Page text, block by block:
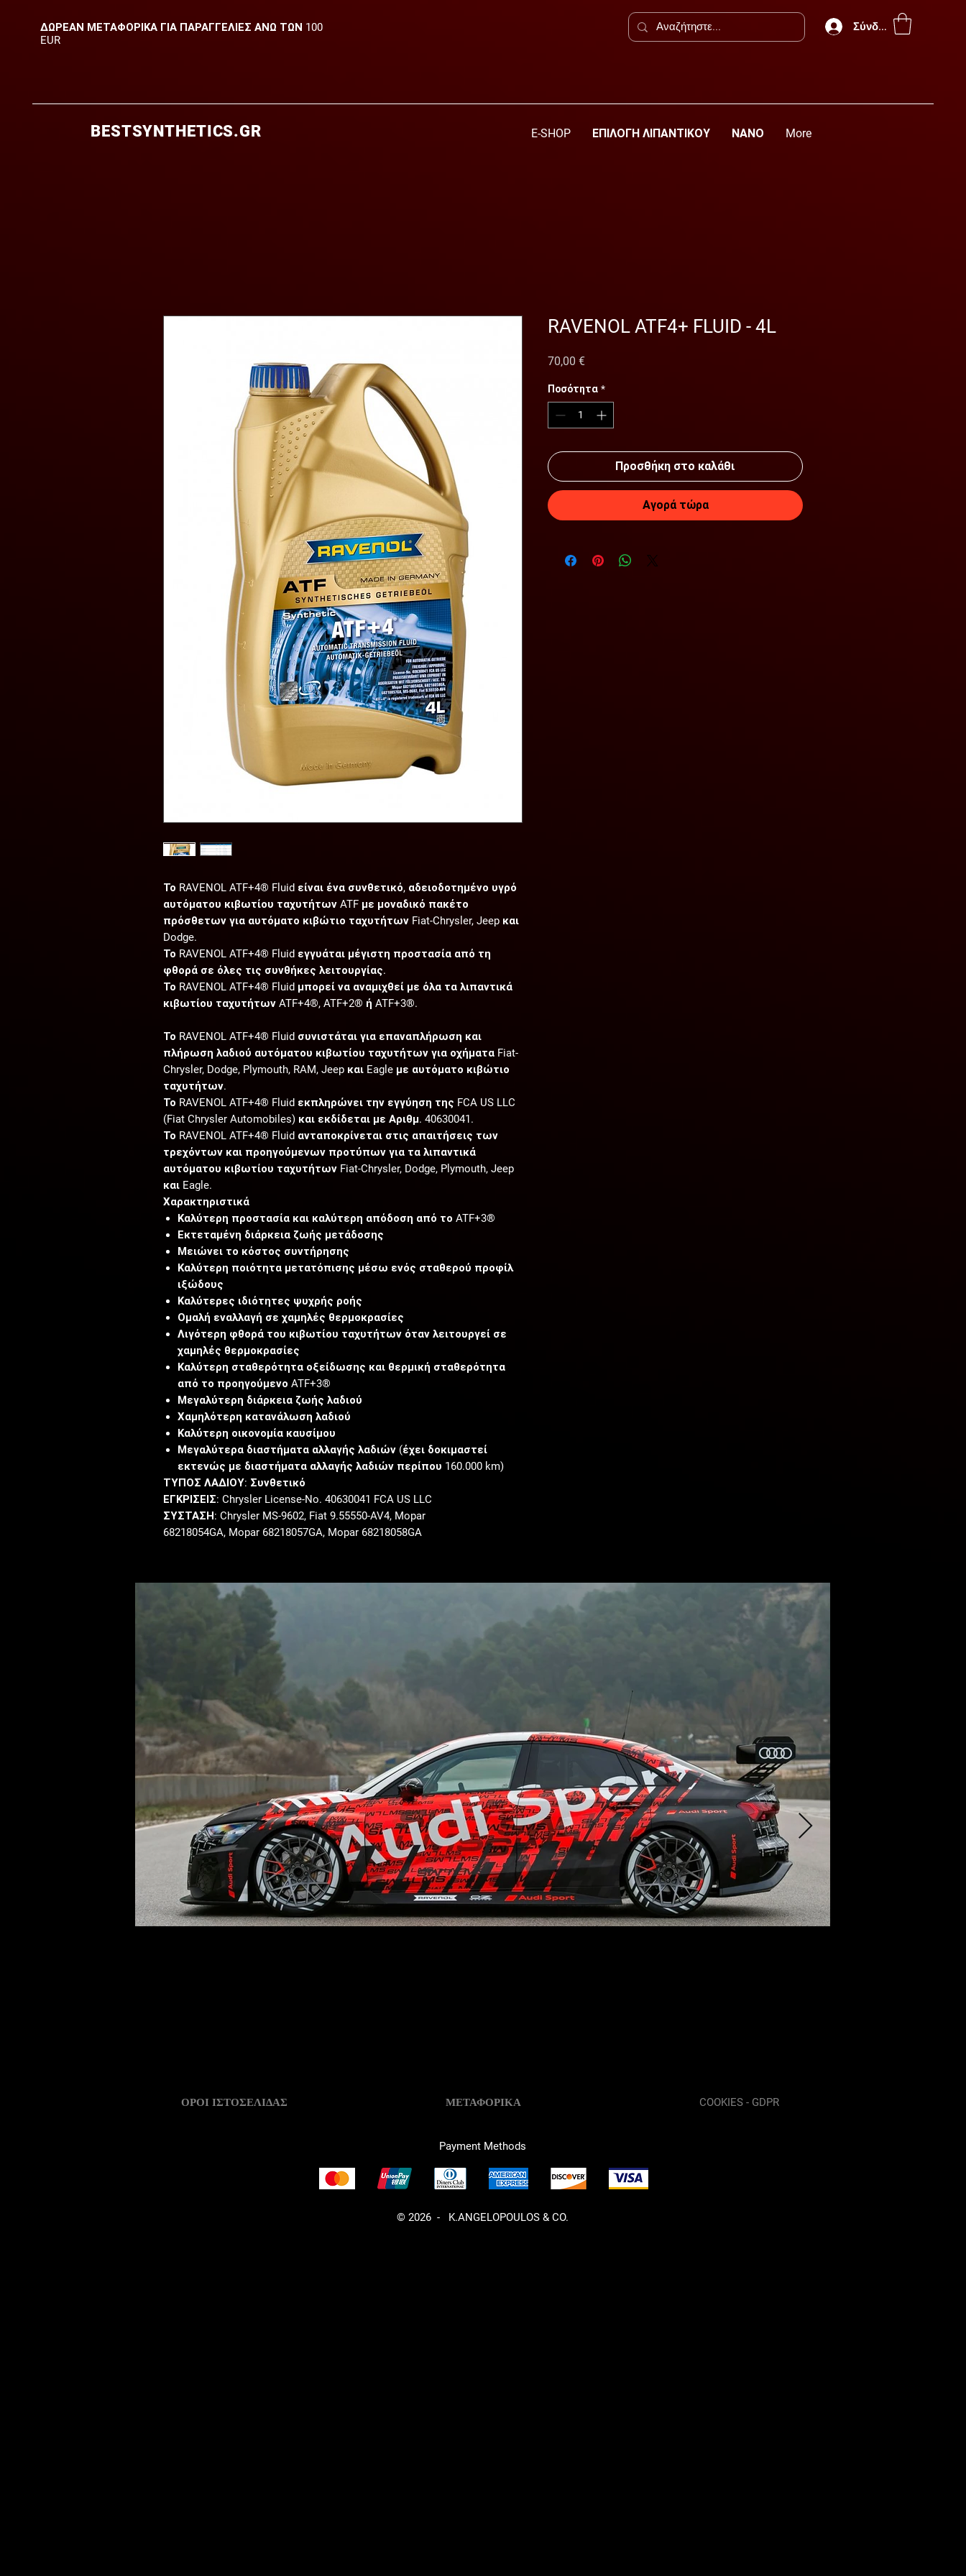
ΔΩΡΕΑΝ ΜΕΤΑΦΟΡΙΚΑ ΓΙΑ ΠΑΡΑΓΓΕΛΙΕΣ ΑΝΩ ΤΩΝ 100
EUR
Σύνδεση
BESTSYNTHETICS.GR E-SHOP ΕΠΙΛΟΓΗ ΛΙΠΑΝΤΙΚΟΥ ΝΑΝΟ More
Το RAVENOL ATF+4® Fluid είναι ένα συνθετικό, αδειοδοτημένο υγρό
αυτόματου κιβωτίου ταχυτήτων ATF με μοναδικό πακέτο
πρόσθετων για αυτόματο κιβώτιο ταχυτήτων Fiat-Chrysler, Jeep και
Dodge.
Το RAVENOL ATF+4® Fluid εγγυάται μέγιστη προστασία από τη
φθορά σε όλες τις συνθήκες λειτουργίας.
Το RAVENOL ATF+4® Fluid μπορεί να αναμιχθεί με όλα τα λιπαντικά
κιβωτίου ταχυτήτων ATF+4®, ATF+2® ή ATF+3®.
Το RAVENOL ATF+4® Fluid συνιστάται για επαναπλήρωση και
πλήρωση λαδιού αυτόματου κιβωτίου ταχυτήτων για οχήματα Fiat-
Chrysler, Dodge, Plymouth, RAM, Jeep και Eagle με αυτόματο κιβώτιο
ταχυτήτων.
Το RAVENOL ATF+4® Fluid εκπληρώνει την εγγύηση της FCA US LLC
(Fiat Chrysler Automobiles) και εκδίδεται με Αριθμ. 40630041.
Το RAVENOL ATF+4® Fluid ανταποκρίνεται στις απαιτήσεις των
τρεχόντων και προηγούμενων προτύπων για τα λιπαντικά
αυτόματου κιβωτίου ταχυτήτων Fiat-Chrysler, Dodge, Plymouth, Jeep
και Eagle.
Χαρακτηριστικά
Καλύτερη προστασία και καλύτερη απόδοση από το ATF+3®
Εκτεταμένη διάρκεια ζωής μετάδοσης
Μειώνει το κόστος συντήρησης
Καλύτερη ποιότητα μετατόπισης μέσω ενός σταθερού προφίλ
ιξώδους
Καλύτερες ιδιότητες ψυχρής ροής
Ομαλή εναλλαγή σε χαμηλές θερμοκρασίες
Λιγότερη φθορά του κιβωτίου ταχυτήτων όταν λειτουργεί σε
χαμηλές θερμοκρασίες
Καλύτερη σταθερότητα οξείδωσης και θερμική σταθερότητα
από το προηγούμενο ATF+3®
Μεγαλύτερη διάρκεια ζωής λαδιού
Χαμηλότερη κατανάλωση λαδιού
Καλύτερη οικονομία καυσίμου
Μεγαλύτερα διαστήματα αλλαγής λαδιών (έχει δοκιμαστεί
εκτενώς με διαστήματα αλλαγής λαδιών περίπου 160.000 km)
ΤΥΠΟΣ ΛΑΔΙΟΥ: Συνθετικό
ΕΓΚΡΙΣΕΙΣ: Chrysler License-No. 40630041 FCA US LLC
ΣΥΣΤΑΣΗ: Chrysler MS-9602, Fiat 9.55550-AV4, Mopar
68218054GA, Mopar 68218057GA, Mopar 68218058GA
RAVENOL ATF4+ FLUID - 4L
70,00 €Τιμή
Ποσότητα *
Προσθήκη στο καλάθι
Αγορά τώρα
ΟΡΟΙ ΙΣΤΟΣΕΛΙΔΑΣ ΜΕΤΑΦΟΡΙΚΑ COOKIES - GDPR
Payment Methods
© 2026 - K.ANGELOPOULOS & CO.